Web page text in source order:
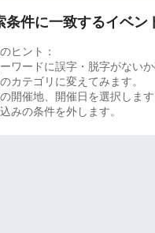
条件に一致するイベン
ヒント：
ーワードに誤字・脱字がないか
のカテゴリに変えてみます。
の開催地、開催日を選択します
込みの条件を外します。